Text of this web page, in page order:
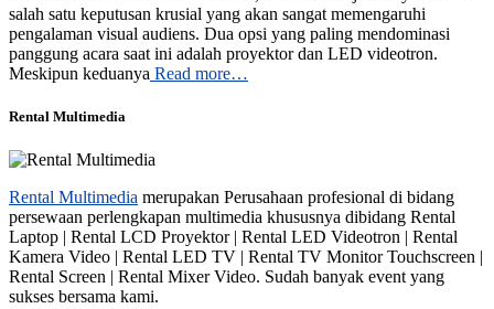
salah satu keputusan krusial yang akan sangat memengaruhi
pengalaman visual audiens. Dua opsi yang paling mendominasi
panggung acara saat ini adalah proyektor dan LED videotron.
Meskipun keduanya Read more…
Rental Multimedia
Rental Multimedia merupakan Perusahaan profesional di bidang
persewaan perlengkapan multimedia khususnya dibidang Rental
Laptop | Rental LCD Proyektor | Rental LED Videotron | Rental
Kamera Video | Rental LED TV | Rental TV Monitor Touchscreen |
Rental Screen | Rental Mixer Video. Sudah banyak event yang
sukses bersama kami.